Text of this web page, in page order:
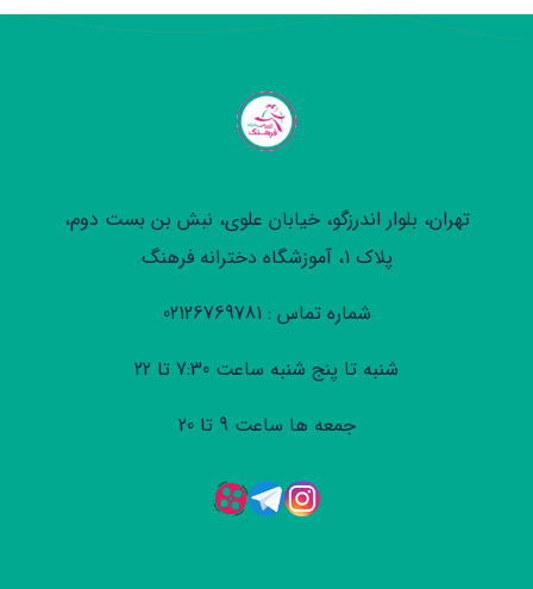
تهران، بلوار اندرزگو، خیابان علوی، نبش بن بست دوم،
پلاک 1، آموزشگاه دخترانه فرهنگ
شماره تماس : 02126769781
شنبه تا پنج شنبه ساعت 7:30 تا 22
جمعه ها ساعت 9 تا 20